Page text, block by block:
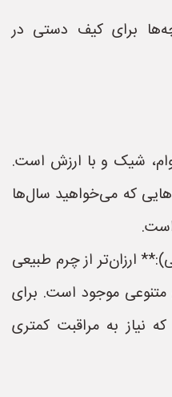
برای کیف دستی در
شیک و با ارزش است.
که می‌خواهید سال‌ها
است.
ارزان‌تر از چرم طبیعی
موجود است. برای
نیاز به مراقبت کمتری